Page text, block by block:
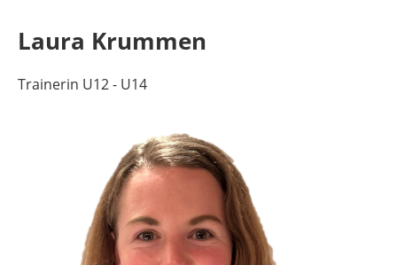
Laura Krummen
Trainerin U12 - U14